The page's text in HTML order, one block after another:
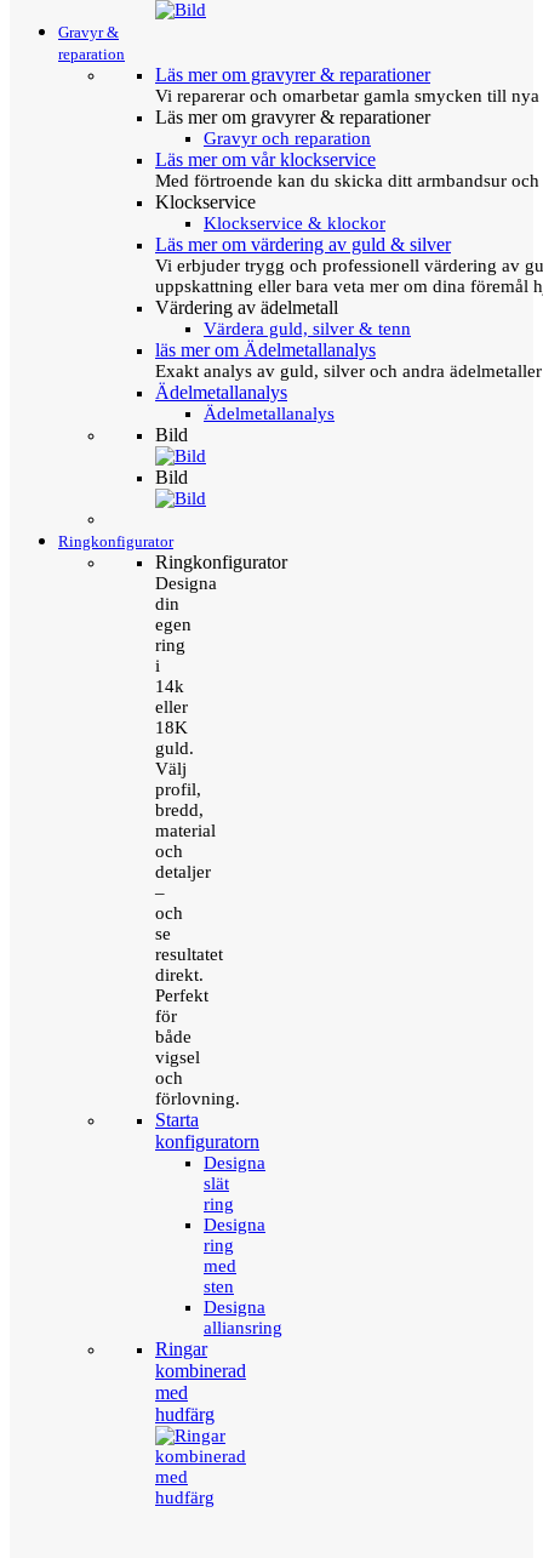
Gravyr &
reparation
Läs mer om gravyrer & reparationer
Vi reparerar och omarbetar gamla smycken till
Läs mer om gravyrer & reparationer
Gravyr och reparation
Läs mer om vår klockservice
Med förtroende kan du skicka ditt armbandsur
Klockservice
Klockservice & klockor
Läs mer om värdering av guld & silver
Vi erbjuder trygg och professionell värdering av
uppskattning eller bara veta mer om dina föremål
Värdering av ädelmetall
Värdera guld, silver & tenn
läs mer om Ädelmetallanalys
Exakt analys av guld, silver och andra
Ädelmetallanalys
Ädelmetallanalys
Bild
Bild
Ringkonfigurator
Ringkonfigurator
Designa
din
egen
ring
i
14k
eller
18K
guld.
Välj
profil,
bredd,
material
och
detaljer
–
och
se
resultatet
direkt.
Perfekt
för
både
vigsel
och
förlovning.
Starta
konfiguratorn
Designa
slät
ring
Designa
ring
med
sten
Designa
alliansring
Ringar
kombinerad
med
hudfärg